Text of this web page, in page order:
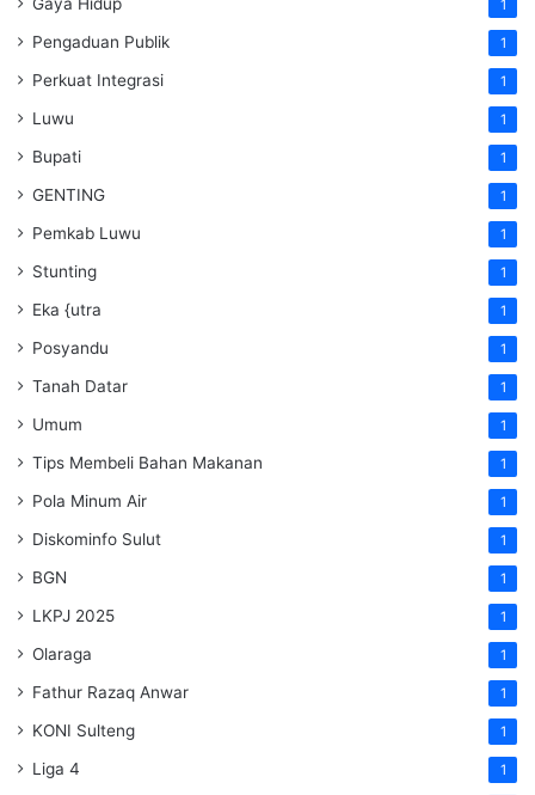
1
Pengaduan Publik 1
Perkuat Integrasi 1
Luwu 1
Bupati 1
GENTING 1
Pemkab Luwu 1
Stunting 1
Eka {utra 1
Posyandu 1
Tanah Datar 1
Umum 1
Tips Membeli Bahan Makanan 1
Pola Minum Air 1
Diskominfo Sulut 1
BGN 1
LKPJ 2025 1
Olaraga 1
Fathur Razaq Anwar 1
KONI Sulteng 1
Liga 4 1